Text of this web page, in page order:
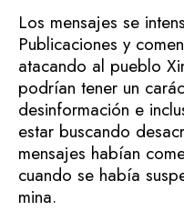
Los mensajes se
Publicaciones y
atacando al pueblo
podrían tener un
desinformación e
estar buscando
mensajes habían
cuando se había
mina.